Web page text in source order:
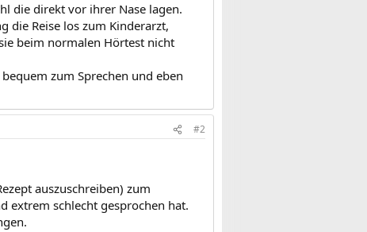
die direkt vor ihrer Nase lagen.
die Reise los zum Kinderarzt,
beim normalen Hörtest nicht
zum Sprechen und eben
#2
auszuschreiben) zum
extrem schlecht gesprochen hat.